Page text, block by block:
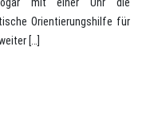
Orientierungshilfe für
[…]